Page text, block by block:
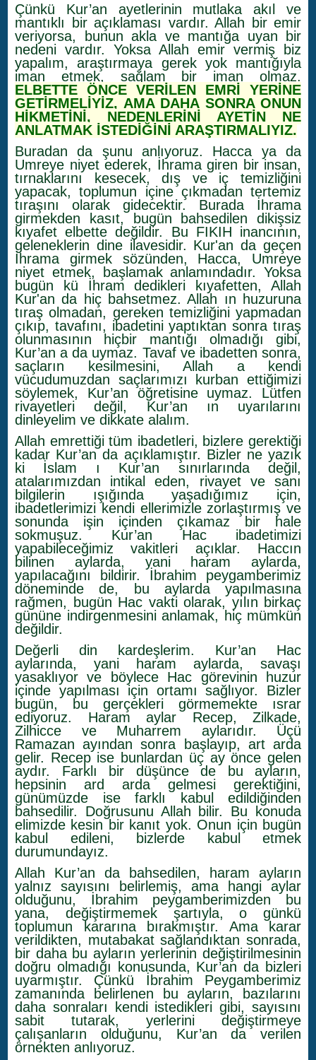
Çünkü Kur’an ayetlerinin mutlaka akıl ve
mantıklı bir açıklaması vardır. Allah bir emir
veriyorsa, bunun akla ve mantığa uyan bir
nedeni vardır. Yoksa Allah emir vermiş biz
yapalım, araştırmaya gerek yok mantığıyla
iman etmek, sağlam bir iman olmaz.
ELBETTE ÖNCE VERİLEN EMRİ YERİNE
GETİRMELİYİZ, AMA DAHA SONRA ONUN
HİKMETİNİ, NEDENLERİNİ AYETİN NE
ANLATMAK İSTEDİĞİNİ ARAŞTIRMALIYIZ.
Buradan da şunu anlıyoruz. Hacca ya da
Umreye niyet ederek, İhrama giren bir insan,
tırnaklarını kesecek, dış ve iç temizliğini
yapacak, toplumun içine çıkmadan tertemiz
tıraşını olarak gidecektir. Burada İhrama
girmekden kasıt, bugün bahsedilen dikişsiz
kıyafet elbette değildir. Bu FIKIH inancının,
geleneklerin dine ilavesidir. Kur'an da geçen
İhrama girmek sözünden, Hacca, Umreye
niyet etmek, başlamak anlamındadır. Yoksa
bugün kü İhram dedikleri kıyafetten, Allah
Kur'an da hiç bahsetmez. Allah ın huzuruna
tıraş olmadan, gereken temizliğini yapmadan
çıkıp, tavafını, ibadetini yaptıktan sonra tıraş
olunmasının hiçbir mantığı olmadığı gibi,
Kur’an a da uymaz. Tavaf ve ibadetten sonra,
saçların kesilmesini, Allah a kendi
vücudumuzdan saçlarımızı kurban ettiğimizi
söylemek, Kur’an öğretisine uymaz. Lütfen
rivayetleri değil, Kur’an ın uyarılarını
dinleyelim ve dikkate alalım.
Allah emrettiği tüm ibadetleri, bizlere gerektiği
kadar Kur’an da açıklamıştır. Bizler ne yazık
ki İslam ı Kur’an sınırlarında değil,
atalarımızdan intikal eden, rivayet ve sanı
bilgilerin ışığında yaşadığımız için,
ibadetlerimizi kendi ellerimizle zorlaştırmış ve
sonunda işin içinden çıkamaz bir hale
sokmuşuz. Kur’an Hac ibadetimizi
yapabileceğimiz vakitleri açıklar. Haccın
bilinen aylarda, yani haram aylarda,
yapılacağını bildirir. İbrahim peygamberimiz
döneminde de, bu aylarda yapılmasına
rağmen, bugün Hac vakti olarak, yılın birkaç
gününe indirgenmesini anlamak, hiç mümkün
değildir.
Değerli din kardeşlerim. Kur’an Hac
aylarında, yani haram aylarda, savaşı
yasaklıyor ve böylece Hac görevinin huzur
içinde yapılması için ortamı sağlıyor. Bizler
bugün, bu gerçekleri görmemekte ısrar
ediyoruz. Haram aylar Recep, Zilkade,
Zilhicce ve Muharrem aylarıdır. Üçü
Ramazan ayından sonra başlayıp, art arda
gelir. Recep ise bunlardan üç ay önce gelen
aydır. Farklı bir düşünce de bu ayların,
hepsinin ard arda gelmesi gerektiğini,
günümüzde ise farklı kabul edildiğinden
bahsedilir. Doğrusunu Allah bilir. Bu konuda
elimizde kesin bir kanıt yok. Onun için bugün
kabul edileni, bizlerde kabul etmek
durumundayız.
Allah Kur’an da bahsedilen, haram ayların
yalnız sayısını belirlemiş, ama hangi aylar
olduğunu, İbrahim peygamberimizden bu
yana, değiştirmemek şartıyla, o günkü
toplumun kararına bırakmıştır. Ama karar
verildikten, mutabakat sağlandıktan sonrada,
bir daha bu ayların yerlerinin değiştirilmesinin
doğru olmadığı konusunda, Kur’an da bizleri
uyarmıştır. Çünkü İbrahim Peygamberimiz
zamanında belirlenen bu ayların, bazılarını
daha sonraları kendi istedikleri gibi, sayısını
sabit tutarak, yerlerini değiştirmeye
çalışanların olduğunu, Kur’an da verilen
örnekten anlıyoruz.